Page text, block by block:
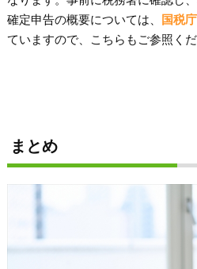
確定申告の概要については、
国税
ていますので、こちらもご参照くだ
まとめ